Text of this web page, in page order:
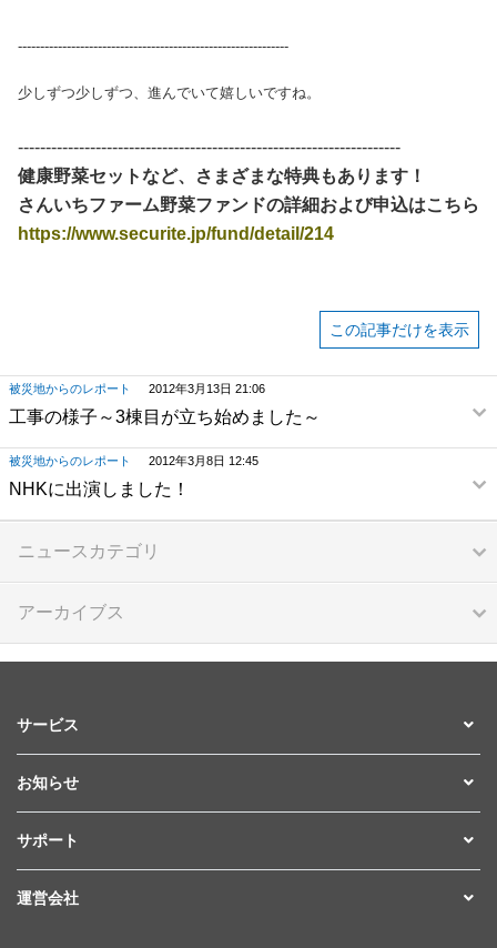
-------------------------------------------------------------
少しずつ少しずつ、進んでいて嬉しいですね。
---------------------------------------------------------------------
健康野菜セットなど、さまざまな特典もあります！
さんいちファーム野菜ファンドの詳細および申込はこちら
https://www.securite.jp/fund/detail/214
この記事だけを表示
被災地からのレポート 2012年3月13日 21:06
工事の様子～3棟目が立ち始めました～
被災地からのレポート 2012年3月8日 12:45
NHKに出演しました！
ニュースカテゴリ
アーカイブス
サービス
お知らせ
サポート
運営会社